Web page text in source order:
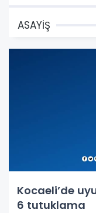
ASAYİŞ
Kocaeli’de
6 tutuklama